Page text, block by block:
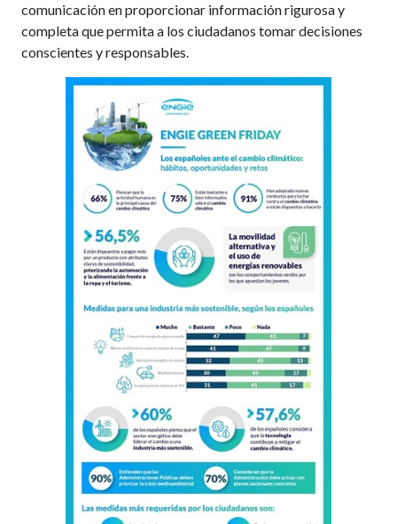
comunicación en proporcionar información rigurosa y
completa que permita a los ciudadanos tomar decisiones
conscientes y responsables.